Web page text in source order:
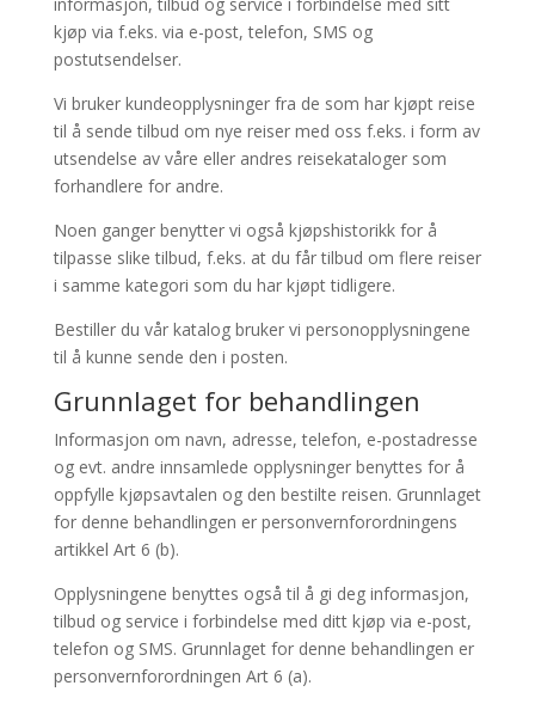
kjøp via f.eks. via e-post, telefon, SMS og
postutsendelser.
Vi bruker kundeopplysninger fra de som har kjøpt reise
til å sende tilbud om nye reiser med oss f.eks. i form av
utsendelse av våre eller andres reisekataloger som
forhandlere for andre.
Noen ganger benytter vi også kjøpshistorikk for å
tilpasse slike tilbud, f.eks. at du får tilbud om flere reiser
i samme kategori som du har kjøpt tidligere.
Bestiller du vår katalog bruker vi personopplysningene
til å kunne sende den i posten.
Grunnlaget for behandlingen
Informasjon om navn, adresse, telefon, e-postadresse
og evt. andre innsamlede opplysninger benyttes for å
oppfylle kjøpsavtalen og den bestilte reisen. Grunnlaget
for denne behandlingen er personvernforordningens
artikkel Art 6 (b).
Opplysningene benyttes også til å gi deg informasjon,
tilbud og service i forbindelse med ditt kjøp via e-post,
telefon og SMS. Grunnlaget for denne behandlingen er
personvernforordningen Art 6 (a).